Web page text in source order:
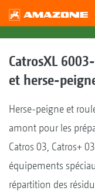
CatrosXL
et herse-
Herse-peigne et
amont pour les
Catros 03, Catros+
équipements
répartition des